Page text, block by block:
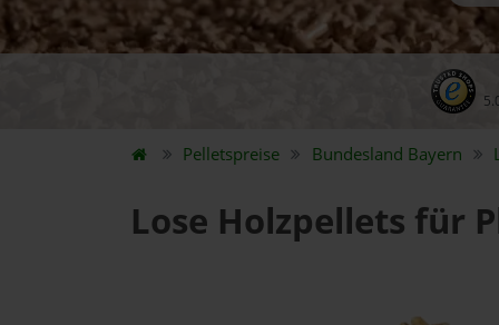
Pelletspreise Bundesland Bayern
Lose Holzpellets für